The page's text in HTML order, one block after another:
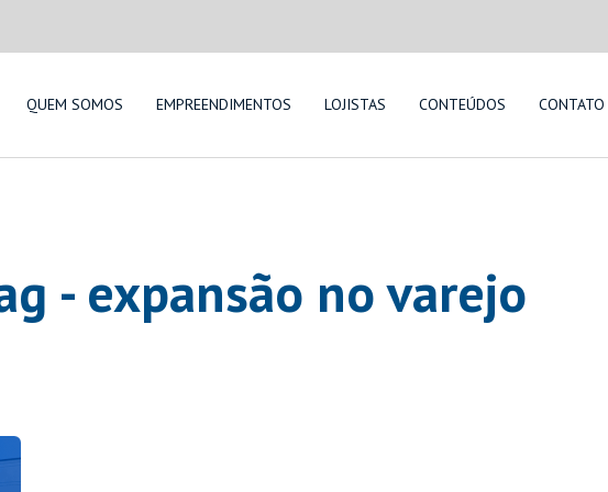
QUEM SOMOS EMPREENDIMENTOS LOJISTAS CONTEÚDOS CONTATO
- expansão no varejo